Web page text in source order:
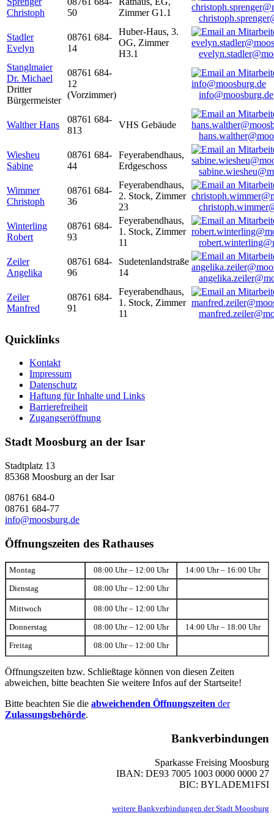
Christoph
50
Zimmer G1.1
Stadler
Evelyn
08761 684-
14
Huber-Haus, 3.
OG, Zimmer
H3.1
Stanglmaier
Dr. Michael
Dritter
Bürgermeister
08761 684-
12
(Vorzimmer)
info@moosburg.de
Walther Hans
08761 684-
813
VHS Gebäude
Wiesheu
Sabine
08761 684-
44
Feyerabendhaus,
Erdgeschoss
Wimmer
Christoph
08761 684-
36
Feyerabendhaus,
2. Stock, Zimmer
23
Winterling
Robert
08761 684-
93
Feyerabendhaus,
1. Stock, Zimmer
11
Zeiler
Angelika
08761 684-
96
Sudetenlandstraße
14
Zeiler
Manfred
08761 684-
91
Feyerabendhaus,
1. Stock, Zimmer
11
Quicklinks
Kontakt
Impressum
Datenschutz
Haftung für Inhalte und Links
Barrierefreiheit
Zugangseröffnung
Stadt Moosburg an der Isar
Stadtplatz 13
85368 Moosburg an der Isar
08761 684-0
08761 684-77
info@moosburg.de
Öffnungszeiten des Rathauses
Montag 08:00 Uhr – 12:00 Uhr 14:00 Uhr – 16:00 Uhr
Dienstag 08:00 Uhr – 12:00 Uhr
Mittwoch 08:00 Uhr – 12:00 Uhr
Donnerstag 08:00 Uhr – 12:00 Uhr 14:00 Uhr – 18:00 Uhr
Freitag 08:00 Uhr – 12:00 Uhr
Öffnungszeiten bzw. Schließtage können von diesen Zeiten
abweichen, bitte beachten Sie weitere Infos auf der Startseite!
Bitte beachten Sie die abweichenden Öffnungszeiten der
Zulassungsbehörde.
Bankverbindungen
Sparkasse Freising Moosburg
IBAN: DE93 7005 1003 0000 0000 27
BIC: BYLADEM1FSI
weitere Bankverbindungen der Stadt Moosburg